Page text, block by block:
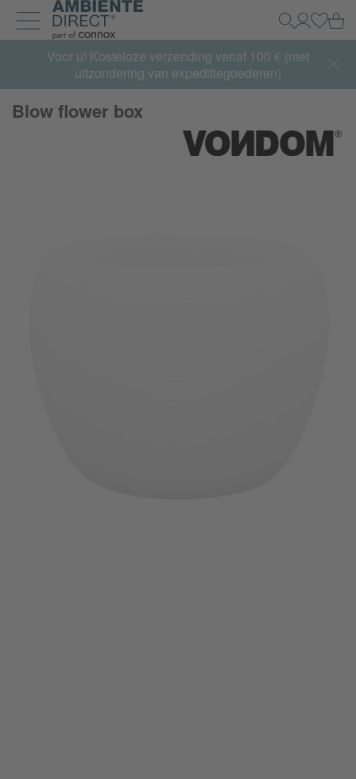
Home
Navigatie uit- en inklappen
Zoeken
Mijn
Summer Sale:met tot 65% korting >> nu bestellen
Voor u! Kosteloze verzending vanaf 100 € (met
uitzondering van expeditiegoederen)
Blow flower box